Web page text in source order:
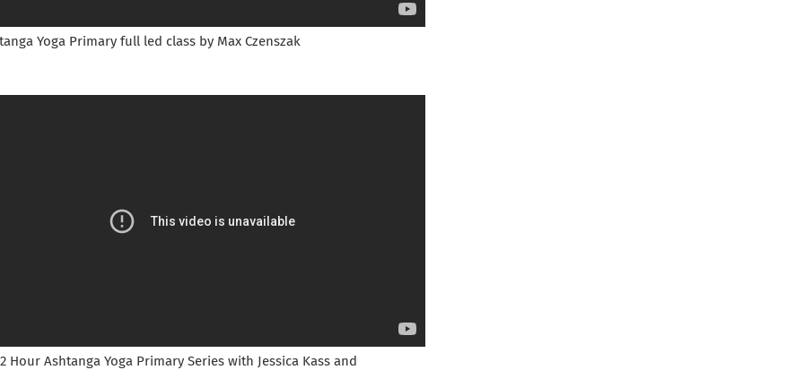
Yoga Primary full led class by Max Czenszak
Hour Ashtanga Yoga Primary Series with Jessica Kass and